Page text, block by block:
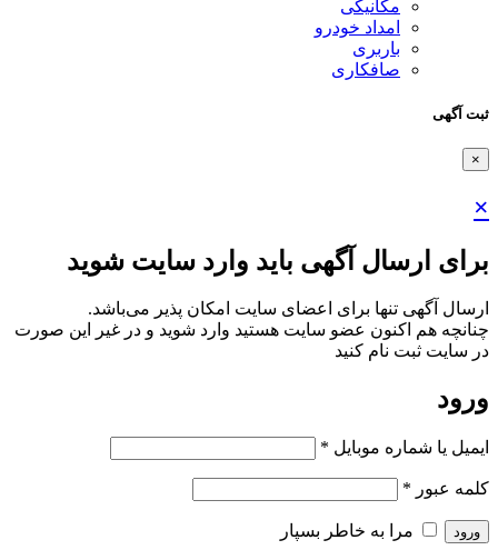
مکانیکی
امداد خودرو
باربری
صافکاری
ثبت آگهی
×
×
برای ارسال آگهی باید وارد سایت شوید
ارسال آگهی تنها برای اعضای سایت امکان پذیر می‌باشد.
چنانچه هم‌ اکنون عضو سایت هستید وارد شوید و در غیر این صورت
در سایت ثبت نام کنید
ورود
ایمیل یا شماره موبایل *
کلمه عبور *
ورود مرا به خاطر بسپار